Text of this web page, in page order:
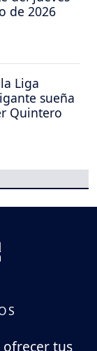
de 2026
Liga
sueña
Quintero
tus